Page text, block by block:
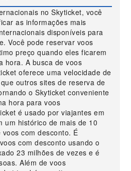
no Skyticket, você
as informações mais
disponíveis para
Você pode reservar voos
preço quando eles ficarem
hora. A busca de voos
oferece uma velocidade de
outros sites de reserva de
o Skyticket conveniente
hora para voos
é usado por viajantes em
um histórico de mais de 10
com desconto. É
com desconto usando o
23 milhões de vezes e é
Além de voos